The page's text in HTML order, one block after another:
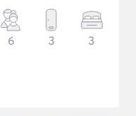
6 3 3